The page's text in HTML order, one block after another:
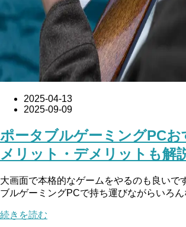
2025-04-13
2025-09-09
ポータブルゲーミングPCお
メリット・デメリットも解
大画面で本格的なゲームをやるのも良いで
ブルゲーミングPCで持ち運びながらいろ
続きを読む